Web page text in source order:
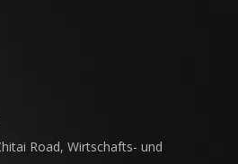
Road, Wirtschafts- und